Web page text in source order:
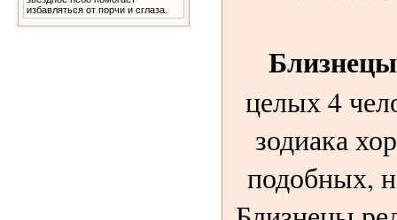
избавляться от порчи и сглаза.
целых 4
зодиака
подобных,